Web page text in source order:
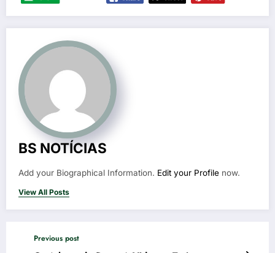
BS NOTÍCIAS
Add your Biographical Information. Edit your Profile now.
View All Posts
Previous post